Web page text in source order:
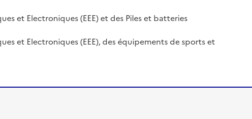
et Electroniques (EEE) et des Piles et batteries
et Electroniques (EEE), des équipements de sports et